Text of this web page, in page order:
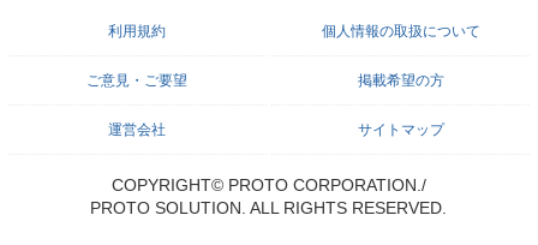
利用規約 個人情報の取扱について
ご意見・ご要望 掲載希望の方
運営会社 サイトマップ
COPYRIGHT© PROTO CORPORATION./
PROTO SOLUTION. ALL RIGHTS RESERVED.